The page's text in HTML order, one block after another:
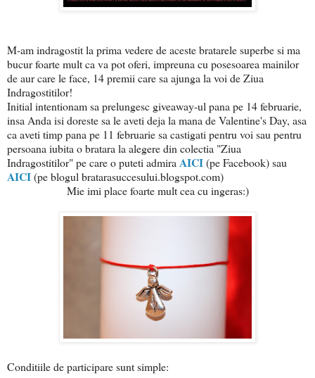
M-am indragostit la prima vedere de aceste bratarele superbe si ma
bucur foarte mult ca va pot oferi, impreuna cu posesoarea mainilor
de aur care le face, 14 premii care sa ajunga la voi de Ziua
Indragostitilor!
Initial intentionam sa prelungesc giveaway-ul pana pe 14 februarie,
insa Anda isi doreste sa le aveti deja la mana de Valentine's Day, asa
ca aveti timp pana pe 11 februarie sa castigati pentru voi sau pentru
persoana iubita o bratara la alegere din colectia "Ziua
Indragostitilor" pe care o puteti admira AICI(pe Facebook) sau
AICI(pe blogul bratarasuccesului.blogspot.com)
Mie imi place foarte mult cea cu ingeras:)
Conditiile de participare sunt simple: